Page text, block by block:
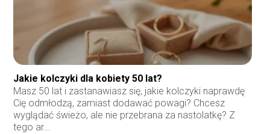
Jakie kolczyki dla kobiety 50 lat?
Masz 50 lat i zastanawiasz się, jakie kolczyki naprawdę
Cię odmłodzą, zamiast dodawać powagi? Chcesz
wyglądać świeżo, ale nie przebrana za nastolatkę? Z
tego ar...